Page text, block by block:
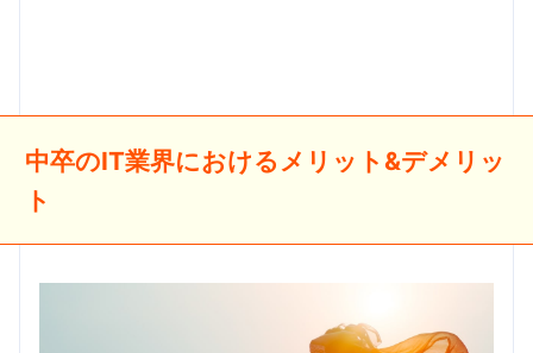
中卒のIT業界におけるメリット&デメリッ
ト